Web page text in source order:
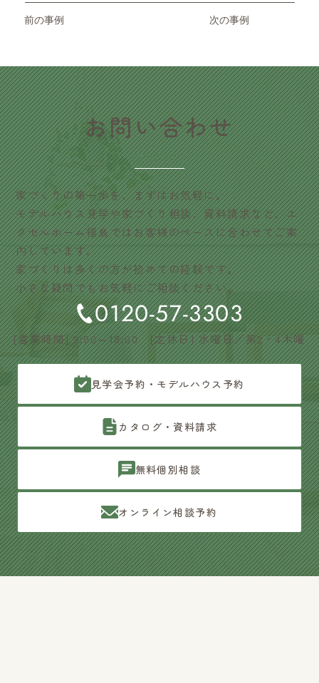
前の事例 次の事例
​お問い合わせ
CONTACT
家づくりの第一歩を、まずはお気軽に。
モデルハウス見学や家づくり相談、資料請求など、エ
クセルホーム福島ではお客様のペースに合わせてご案
内しています。
家づくりは多くの方が初めての経験です。
小さな疑問でもお気軽にご相談ください。
0120-57-3303
[営業時間] 9:00～18:00 [定休日] 水曜日／第2・4木曜
見学会予約・モデルハウス予約
カタログ・資料請求
無料個別相談
オンライン相談予約